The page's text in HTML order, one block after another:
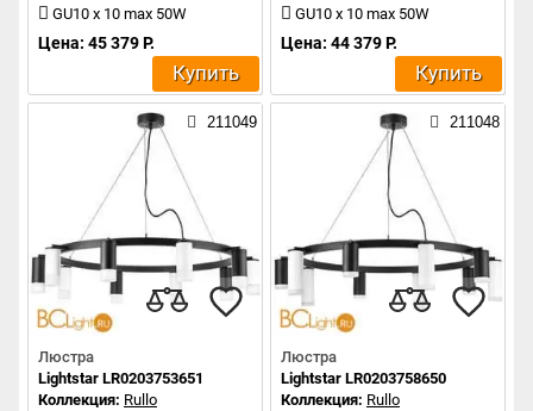
GU10 x 10 max 50W
Цена: 45 379 Р.
Купить
GU10 x 10 max 50W
Цена: 44 379 Р.
Купить
211049
Люстра
Lightstar LR0203753651
Коллекция: Rullo
211048
Люстра
Lightstar LR0203758650
Коллекция: Rullo